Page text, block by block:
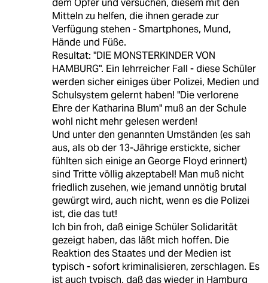
dem Opfer und versuchen, diesem mit den
Mitteln zu helfen, die ihnen gerade zur
Verfügung stehen - Smartphones, Mund,
Hände und Füße.
Resultat: "DIE MONSTERKINDER VON
HAMBURG". Ein lehrreicher Fall - diese Schüler
werden sicher einiges über Polizei, Medien und
Schulsystem gelernt haben! "Die verlorene
Ehre der Katharina Blum" muß an der Schule
wohl nicht mehr gelesen werden!
Und unter den genannten Umständen (es sah
aus, als ob der 13-Jährige erstickte, sicher
fühlten sich einige an George Floyd erinnert)
sind Tritte völlig akzeptabel! Man muß nicht
friedlich zusehen, wie jemand unnötig brutal
gewürgt wird, auch nicht, wenn es die Polizei
ist, die das tut!
Ich bin froh, daß einige Schüler Solidarität
gezeigt haben, das läßt mich hoffen. Die
Reaktion des Staates und der Medien ist
typisch - sofort kriminalisieren, zerschlagen. Es
ist auch typisch, daß das wieder in Hamburg